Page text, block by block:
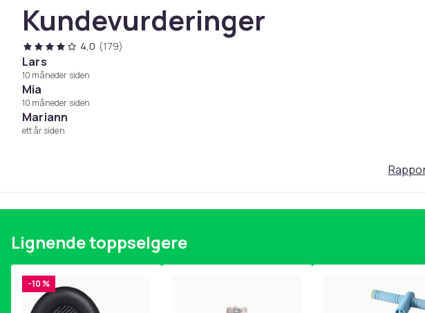
Ta kontroll over helsen din i dag med vår håndleddsarm blodtrykksmåler for
Farge
Vekt, gram
Artikkel nr.
81e403d3-a842-
Produktsikkerhetsinformasjon
Kundevurderinger
4,0 (179)
Lars
10 måneder siden
Mia
10 måneder siden
Mariann
ett år siden
Lignende toppselgere
-10 %